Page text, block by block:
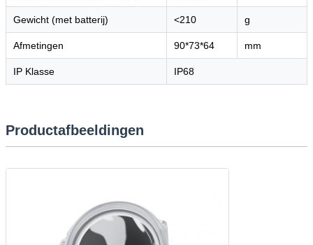
Gewicht (met batterij) <210 g
Afmetingen 90*73*64 mm
IP Klasse IP68
Productafbeeldingen